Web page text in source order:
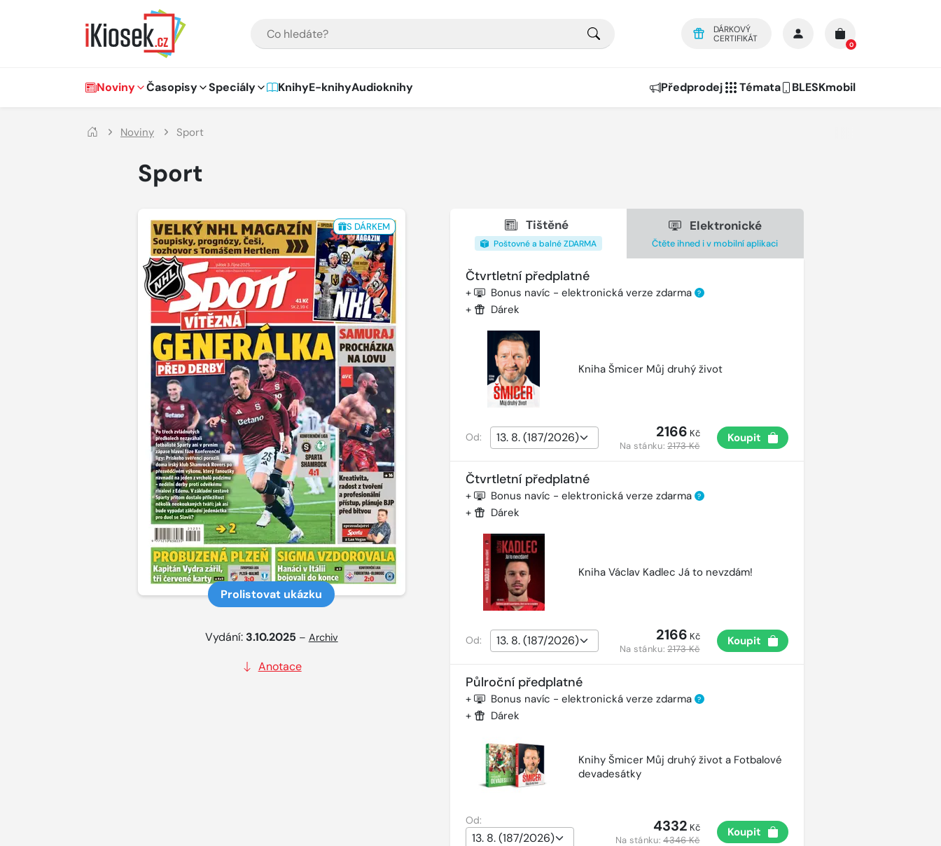
DÁRKOVÝ
CERTIFIKÁT
0
Hlavní navigace
Noviny Časopisy Speciály KnihyE-knihyAudioknihy Předprodej Témata BLESKmobil
Noviny Sport
Sport
S DÁRKEM
Prolistovat ukázku
Vydání: 3.10.2025 – Archiv
Anotace
Tištěné
Poštovné a balné ZDARMA
Elektronické
Čtěte ihned i v mobilní aplikaci
Čtvrtletní předplatné
+ Bonus navíc - elektronická verze zdarma ?
+ Dárek
Kniha Šmicer Můj druhý život
Od: 2166 Kč
Na stánku:2173 Kč
Koupit
Čtvrtletní předplatné
+ Bonus navíc - elektronická verze zdarma ?
+ Dárek
Kniha Václav Kadlec Já to nevzdám!
Od: 2166 Kč
Na stánku:2173 Kč
Koupit
Půlroční předplatné
+ Bonus navíc - elektronická verze zdarma ?
+ Dárek
Knihy Šmicer Můj druhý život a Fotbalové
devadesátky
Od: 4332 Kč
Na stánku:4346 Kč
Koupit